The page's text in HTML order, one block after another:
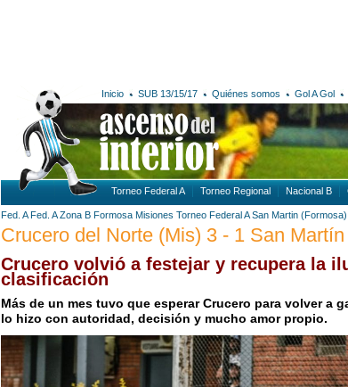
Inicio SUB 13/15/17 Quiénes somos Gol A Gol
Torneo Federal A Torneo Regional Nacional B
Fed. A Fed. A Zona B Formosa Misiones Torneo Federal A San Martin (Formosa)
Crucero del Norte (Mis) 3 - 1 San
Crucero volvió a festejar y recupera la
clasificación
Más de un mes tuvo que esperar Crucero para volver a
lo hizo con autoridad, decisión y mucho amor propio.